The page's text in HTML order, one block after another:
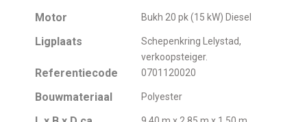
Motor Bukh 20 pk (15 kW) Diesel
Ligplaats
Schepenkring Lelystad,
verkoopsteiger.
Referentiecode 0701120020
Bouwmateriaal Polyester